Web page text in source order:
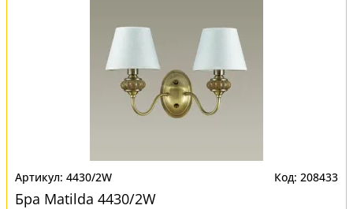
4430/2W 208433
Бра Matilda 4430/2W